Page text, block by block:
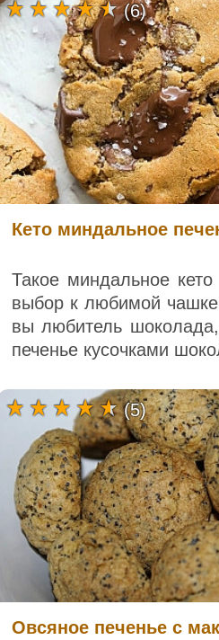
Кето миндальное
Такое миндальное
выбор к любимой
вы любитель
печенье кусочками
(6)
Овсяное печенье с
(5)